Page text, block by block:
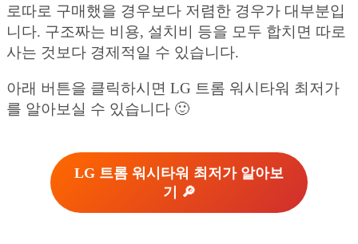
로따로 구매했을 경우보다 저렴한 경우가 대부분입
니다. 구조짜는 비용, 설치비 등을 모두 합치면 따로
사는 것보다 경제적일 수 있습니다.
아래 버튼을 클릭하시면 LG 트롬 워시타워 최저가
를 알아보실 수 있습니다 🙂
LG 트롬 워시타워 최저가 알아보
기 🔎